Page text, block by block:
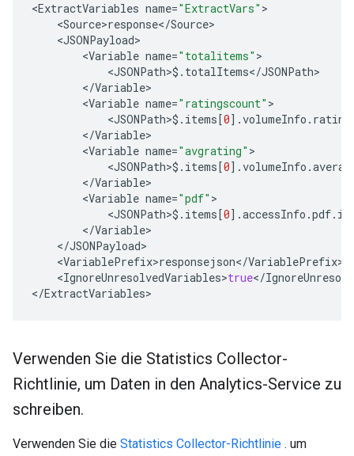
<ExtractVariables name="ExtractVars" >
<Source>response</Source>
<JSONPayload>
<Variable name="totalitems" >
<JSONPath>$. totalItems</JSONPath>
</Variable>
<Variable name="ratingscount" >
<JSONPath>$. items[0] .volumeInfo .
</Variable>
<Variable name="avgrating" >
<JSONPath>$. items[0] .volumeInfo .
</Variable>
<Variable name="pdf" >
<JSONPath>$. items[0] .accessInfo .pdf.
</Variable>
</JSONPayload>
<VariablePrefix>responsejson</VariablePrefix>
<IgnoreUnresolvedVariables>true</
</ExtractVariables>
Verwenden Sie die Statistics Collector-
Richtlinie, um Daten in den Analytics-Service zu
schreiben.
Verwenden Sie die Statistics Collector-Richtlinie . um